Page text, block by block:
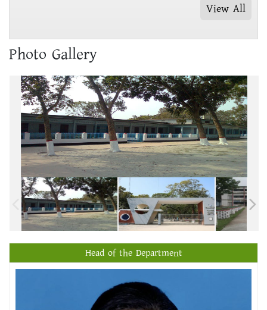
View All
Photo Gallery
Head of the Department